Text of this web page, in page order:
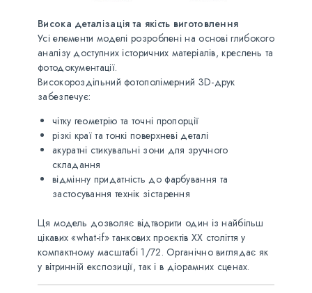
Висока деталізація та якість виготовлення
Усі елементи моделі розроблені на основі глибокого
аналізу доступних історичних матеріалів, креслень та
фотодокументації.
Високороздільний фотополімерний 3D-друк
забезпечує:
чітку геометрію та точні пропорції
різкі краї та тонкі поверхневі деталі
акуратні стикувальні зони для зручного
складання
відмінну придатність до фарбування та
застосування технік зістарення
Ця модель дозволяє відтворити один із найбільш
цікавих «what-if» танкових проєктів ХХ століття у
компактному масштабі 1/72. Органічно виглядає як
у вітринній експозиції, так і в діорамних сценах.